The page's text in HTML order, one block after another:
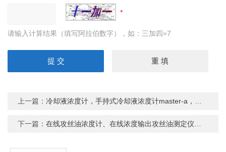
请输入计算结果（填写阿拉伯数字），如：三加四=7
上一篇：冷却液浓度计，手持式冷却液浓度计master-a，高温型冷却液浓度计
下一篇：在线攻丝油浓度计、在线浓度输出攻丝油测定仪，在线攻丝油浓度计CM-800a